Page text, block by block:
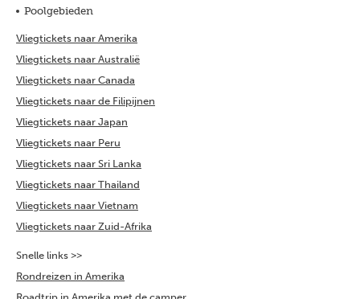
Poolgebieden
Vliegtickets naar Amerika
Vliegtickets naar Australië
Vliegtickets naar Canada
Vliegtickets naar de Filipijnen
Vliegtickets naar Japan
Vliegtickets naar Peru
Vliegtickets naar Sri Lanka
Vliegtickets naar Thailand
Vliegtickets naar Vietnam
Vliegtickets naar Zuid-Afrika
Snelle links >>
Rondreizen in Amerika